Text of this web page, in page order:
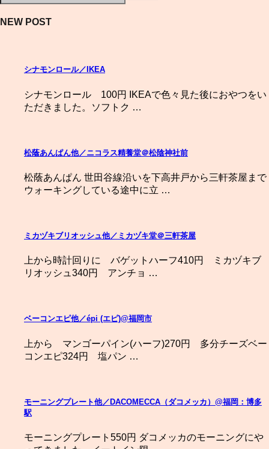
NEW POST
シナモンロール／IKEA
シナモンロール 100円 IKEAで色々見た後におやつをい
ただきました。ソフトク …
松蔭あんぱん他／ニコラス精養堂＠松陰神社前
松蔭あんぱん 世田谷線沿いを下高井戸から三軒茶屋まで
ウォーキングしている途中に立 …
ミカヅキブリオッシュ他／ミカヅキ堂＠三軒茶屋
上から時計回りに バゲットハーフ410円 ミカヅキブ
リオッシュ340円 アンチョ …
ベーコンエピ他／épi (エピ)@福岡市
上から マンゴーパイン(ハーフ)270円 多分チーズベー
コンエピ324円 塩パン …
モーニングプレート他／DACOMECCA（ダコメッカ）@福岡：博多
駅
モーニングプレート550円 ダコメッカのモーニングにや